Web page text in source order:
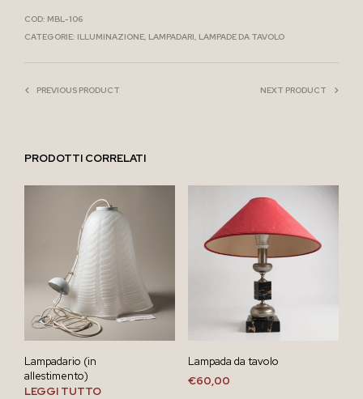
COD: MBL-106
CATEGORIE: ILLUMINAZIONE, LAMPADARI, LAMPADE DA TAVOLO
PREVIOUS PRODUCT NEXT PRODUCT
PRODOTTI CORRELATI
Lampadario (in
allestimento)
LEGGI TUTTO
Lampada da tavolo
€60,00